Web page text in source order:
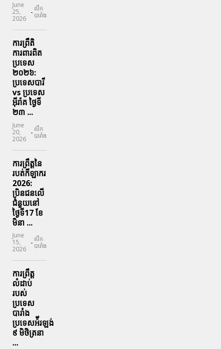
June
25,
2026
- លីក
បារាំង
ការព្រឹតិ
ការពារ​ពិត
ប្រទេស
២០២៦:
ប្រទេសបារី
vs ប្រទេស
អ៊ីរ៉ាគ ថ្ងៃទី​
២៣ ...
June
20,
2026
- លីក
បារាំង
ការព្រឹត្តនៃ
របត់កីឡាករ
2026:
ប្រិនជនលើ
ជំនួយនៅ
ថ្ងៃទី17 ខែ
មិនា ...
June
15,
2026
- លីក
បារាំង
ការព្រឹត្ត
លំដាប់
របស់
ប្រទេស
បារាំង
ប្រទេសអ៉ីរឡង់
៩ មិថិត្រនា
...